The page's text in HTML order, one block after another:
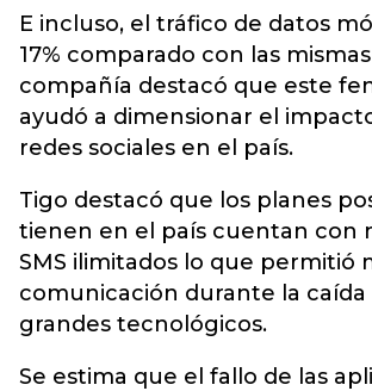
E incluso, el tráfico de datos
17% comparado con las
compañía destacó que este
ayudó a dimensionar el
redes sociales en el país.
Tigo destacó que los planes
tienen en el país cuentan con
SMS ilimitados lo que permitió
comunicación durante la caída
grandes tecnológicos.
Se estima que el fallo de las